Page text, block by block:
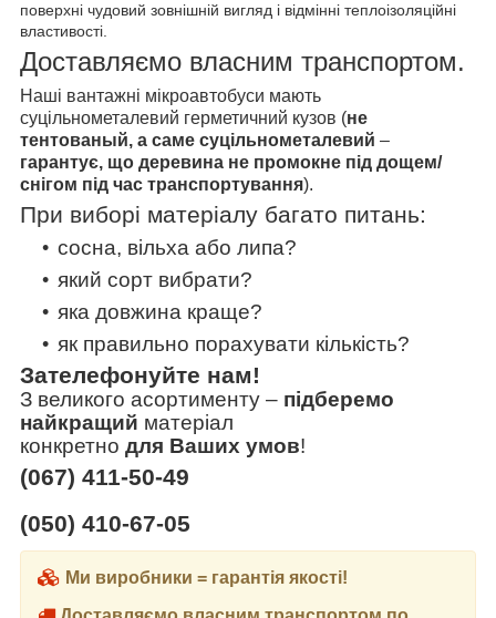
поверхні чудовий зовнішній вигляд і відмінні теплоізоляційні
властивості.
Доставляємо власним транспортом.
Наші вантажні мікроавтобуси мають
суцільнометалевий герметичний кузов (не
тентованый, а саме суцільнометалевий –
гарантує, що деревина не промокне під дощем/
снігом під час транспортування).
При виборі матеріалу багато питань:
сосна, вільха або липа?
який сорт вибрати?
яка довжина краще?
як правильно порахувати кількість?
Зателефонуйте нам!
З великого асортименту – підберемо
найкращий матеріал
конкретно для Ваших умов!
(067) 411-50-49
(050) 410-67-05
Ми виробники = гарантія якості!